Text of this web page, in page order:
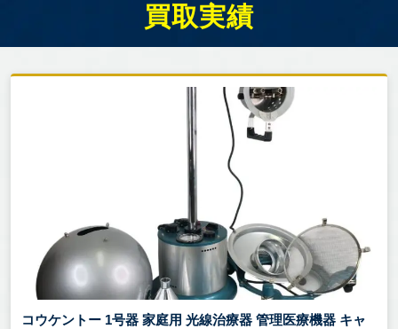
買取実績
コウケントー 1号器 家庭用 光線治療器 管理医療機器 キャ